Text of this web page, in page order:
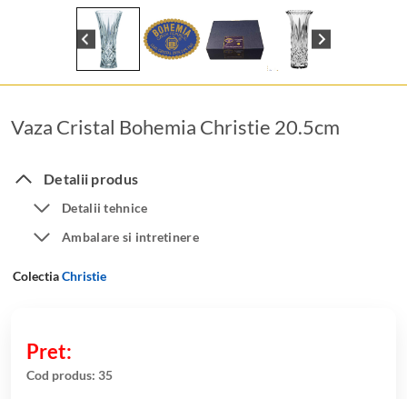
Vaza Cristal Bohemia Christie 20.5cm
Detalii produs
Detalii tehnice
Ambalare si intretinere
ColectiaChristie
Cod produs: 35